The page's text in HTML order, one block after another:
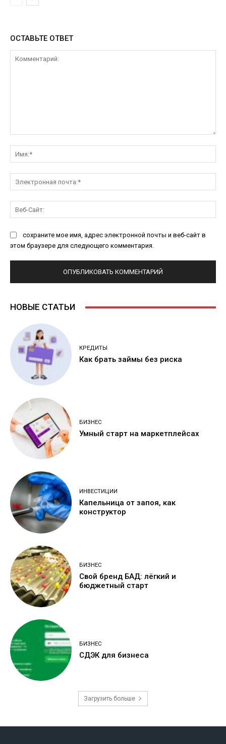
ОСТАВЬТЕ ОТВЕТ
сохраните мое имя, адрес электронной почты и веб-сайт в
этом браузере для следующего комментария.
НОВЫЕ СТАТЬИ
КРЕДИТЫ
Как брать займы без риска
БИЗНЕС
Умный старт на маркетплейсах
ИНВЕСТИЦИИ
Капельница от запоя, как
конструктор
БИЗНЕС
Свой бренд БАД: лёгкий и
бюджетный старт
БИЗНЕС
СДЭК для бизнеса
Загрузить больше